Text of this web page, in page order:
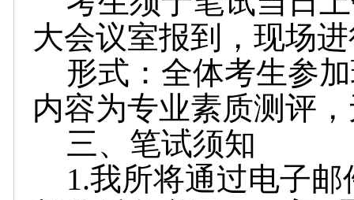
大会议室报到，现场
形式：全体考生参
内容为专业素质测评
三、笔试须知
1.我所将通过电子